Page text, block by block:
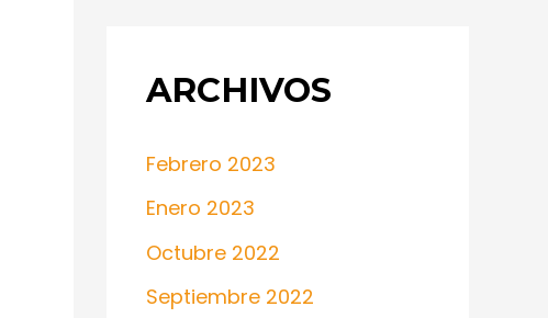
ARCHIVOS
Febrero 2023
Enero 2023
Octubre 2022
Septiembre 2022